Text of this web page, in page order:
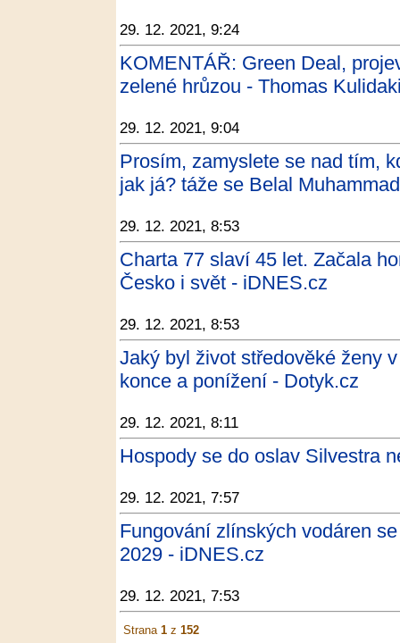
29. 12. 2021, 9:24
KOMENTÁŘ: Green Deal,
zelené hrůzou - Thomas
29. 12. 2021, 9:04
Prosím, zamyslete se nad tím,
jak já? táže se Belal
29. 12. 2021, 8:53
Charta 77 slaví 45 let. Začala
Česko i svět - iDNES.cz
29. 12. 2021, 8:53
Jaký byl život středověké ženy
konce a ponížení - Dotyk.cz
29. 12. 2021, 8:11
Hospody se do oslav Silvestra
29. 12. 2021, 7:57
Fungování zlínských vodáren
2029 - iDNES.cz
29. 12. 2021, 7:53
Strana 1 z 152